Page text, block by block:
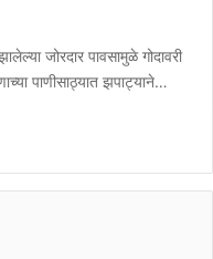
जोरदार पावसामुळे गोदावरी
पाणीसाठ्यात झपाट्याने…